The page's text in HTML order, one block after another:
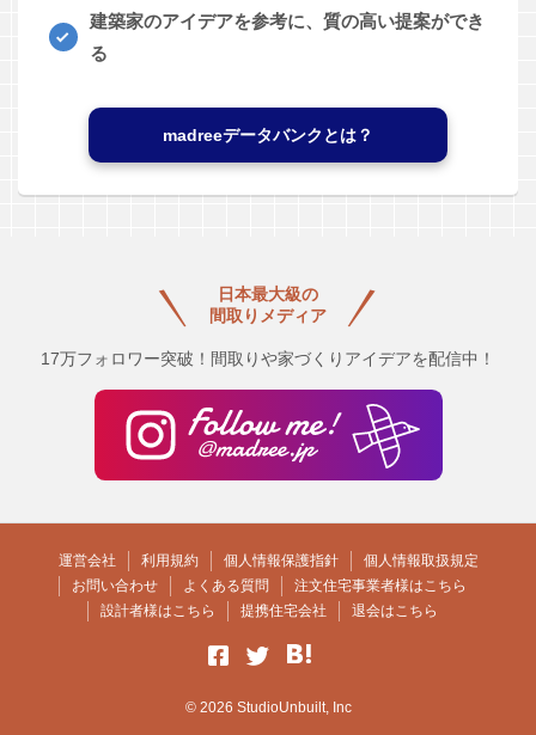
建築家のアイデアを参考に、質の高い提案ができ
る
madreeデータバンクとは？
日本最大級の
間取りメディア
17万フォロワー突破！間取りや家づくりアイデアを配信中！
運営会社 利用規約 個人情報保護指針
個人情報取扱規定
お問い合わせ
よくある質問
注文住宅事業者様はこちら
設計者様はこちら
提携住宅会社 退会はこちら
© 2026 StudioUnbuilt, Inc